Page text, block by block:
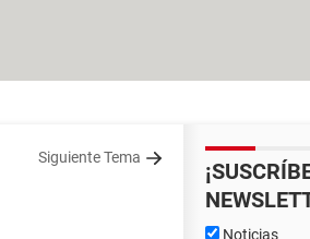
Siguiente Tema
Noticias